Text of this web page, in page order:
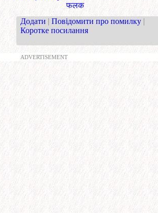
फलक
Додати | Повідомити про помилку |
Коротке посилання
ADVERTISEMENT